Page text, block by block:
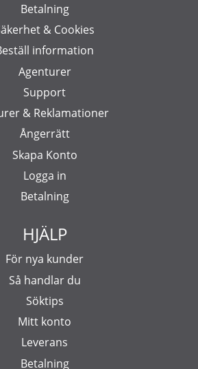
Betalning
& Cookies
information
Agenturer
Support
& Reklamationer
Ångerrätt
Skapa Konto
Logga in
Betalning
HJÄLP
För nya kunder
Så handlar du
Söktips
Mitt konto
Leverans
Betalning